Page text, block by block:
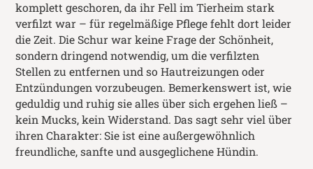
komplett geschoren, da ihr Fell im Tierheim stark
verfilzt war – für regelmäßige Pflege fehlt dort leider
die Zeit. Die Schur war keine Frage der Schönheit,
sondern dringend notwendig, um die verfilzten
Stellen zu entfernen und so Hautreizungen oder
Entzündungen vorzubeugen. Bemerkenswert ist, wie
geduldig und ruhig sie alles über sich ergehen ließ –
kein Mucks, kein Widerstand. Das sagt sehr viel über
ihren Charakter: Sie ist eine außergewöhnlich
freundliche, sanfte und ausgeglichene Hündin.